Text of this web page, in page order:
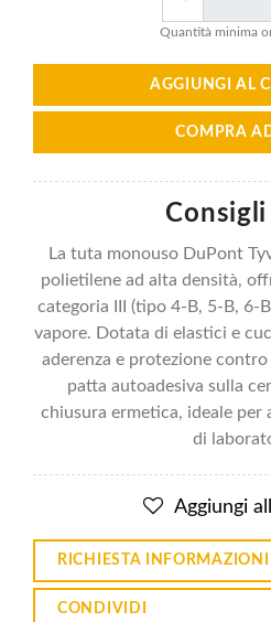
Quantità minima
AGGIUNGI AL
COMPRA
La tuta monouso DuPont
polietilene ad alta densità,
categoria III (tipo 4-B, 5-B, 6-
vapore. Dotata di elastici e
aderenza e protezione
patta autoadesiva sulla
chiusura ermetica, ideale
di
Aggiungi
RICHIESTA INFORMAZIONI
CONDIVIDI